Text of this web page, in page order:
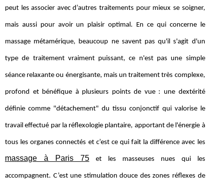
peut les associer avec d’autres traitements pour mieux se soigner,
mais aussi pour avoir un plaisir optimal. En ce qui concerne le
massage métamérique, beaucoup ne savent pas qu'il s'agit d'un
type de traitement vraiment puissant, ce n'est pas une simple
séance relaxante ou énergisante, mais un traitement très complexe,
profond et bénéfique à plusieurs points de vue : une dextérité
définie comme "détachement" du tissu conjonctif qui valorise le
travail effectué par la réflexologie plantaire, apportant de l'énergie à
tous les organes connectés et c’est ce qui fait la différence avec les
massage à Paris 75et les masseuses nues qui les
accompagnent. C’est une stimulation douce des zones réflexes de